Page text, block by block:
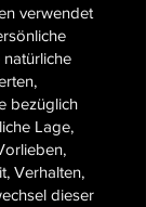
verwendet
bezüglich
Lage,
Verhalten,
dieser